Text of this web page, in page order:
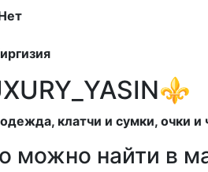
клатчи и сумки, очки и
можно найти в